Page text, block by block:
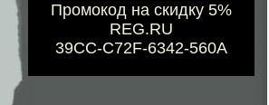
Промокод на скидку 5%
REG.RU
39CC-C72F-6342-560A